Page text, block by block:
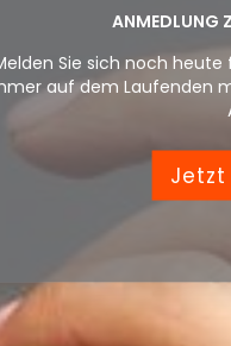
ANMEDLUNG
Sie sich noch heute
auf dem Laufenden